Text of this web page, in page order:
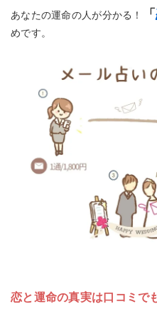
あなたの運命の人が分かる！ 「
めです。
恋と運命の真実は口コミで